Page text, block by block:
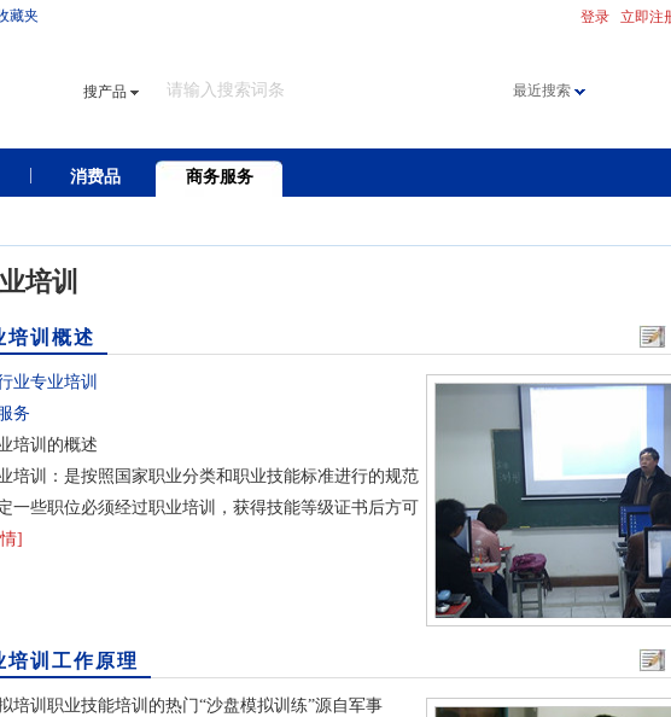
藏夹 立即注
登录
搜产品 最近搜索
消费品 商务服务
培训
培训概述
业专业培训
务
训的概述
训：是按照国家职业分类和职业技能标准进行的规范
一些职位必须经过职业培训，获得技能等级证书后方可
]
培训工作原理
训职业技能培训的热门“沙盘模拟训练”源自军事